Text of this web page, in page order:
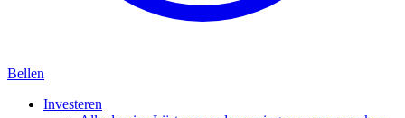
Bellen
Investeren